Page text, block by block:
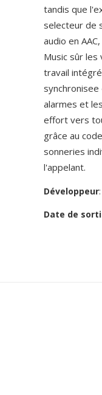
tandis que
selecteur de
audio en
Music sûr
travail
alarmes et
effort vers
grâce au
sonneries
l'appelant.
Développeur
Date de